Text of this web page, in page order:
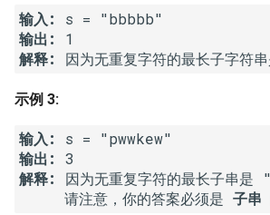
9. 回文数
10. 正则表达式匹配
11. 盛最多水的容器
12. 整数转罗马数字
13. 罗马数字转整数
11. 旋转数组的最小数字
12. 矩阵中的路径
13. 机器人的运动范围
14.1. 剪绳子
14.2. 剪绳子 II
1.9. 字符串轮转
2.1. 移除重复节点
2.2. 返回倒数第 k 个节点
2.3. 删除中间节点
2.4. 分割链表
输入:
输出:
解释:
示例 3:
输入:
输出:
解释: 因为无重复字符的最长子串是
请注意，你的答案必须是 子串